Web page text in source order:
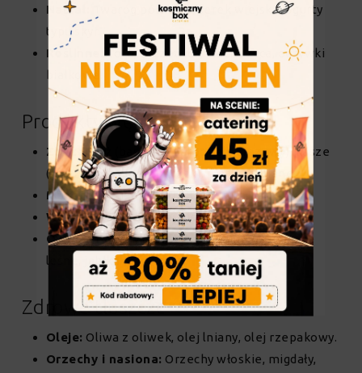
Nabiał:
Twaróg półtłusty, serek wiejski, jogurty
typu skyr.
Roślinne: Tofu, soczewica, ciecierzyca, odżywki
białkowe.
Produkty węglowodanowe
Zboża: Ryż (basmati, parboiled, brązowy), kasze
(gryczana, jaglana, pęczak), płatki owsiane.
Makarony:Pełnoziarniste, durum.
Warzywa skrobiowe:Ziemniaki, bataty.
Owoce:Banany (świetne po treningu), owoce
leśne, jabłka.
Zdrowe tłuszcze
Oleje: Oliwa z oliwek, olej lniany, olej rzepakowy.
Orzechy i nasiona: Orzechy włoskie, migdały,